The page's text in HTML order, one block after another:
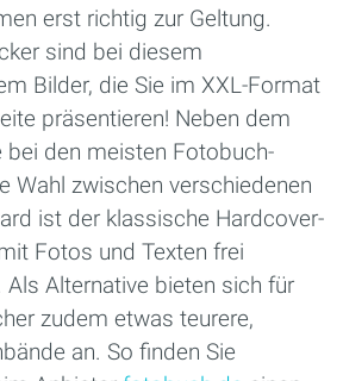
erst richtig zur Geltung.
sind bei diesem
Bilder, die Sie im XXL-Format
präsentieren! Neben dem
bei den meisten Fotobuch-
Wahl zwischen verschiedenen
ist der klassische Hardcover-
Fotos und Texten frei
Als Alternative bieten sich für
zudem etwas teurere,
an. So finden Sie